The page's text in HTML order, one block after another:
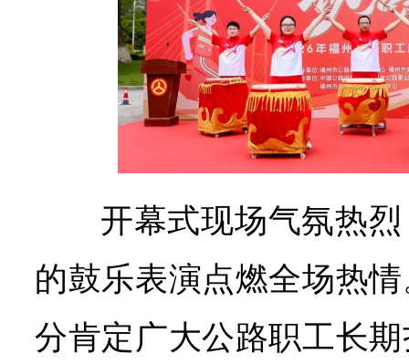
开幕式现场气氛热
的鼓乐表演点燃全场热
分肯定广大公路职工长